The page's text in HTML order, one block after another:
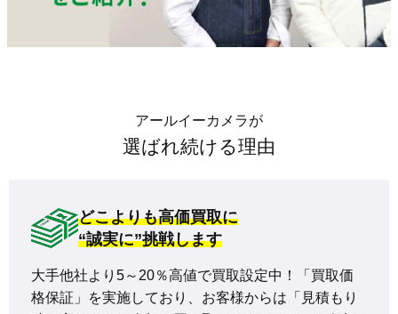
アールイーカメラが
選ばれ続ける理由
どこよりも高価買取に
“誠実に”挑戦します
大手他社より5～20％高値で買取設定中！「買取価
格保証」を実施しており、お客様からは「見積もり